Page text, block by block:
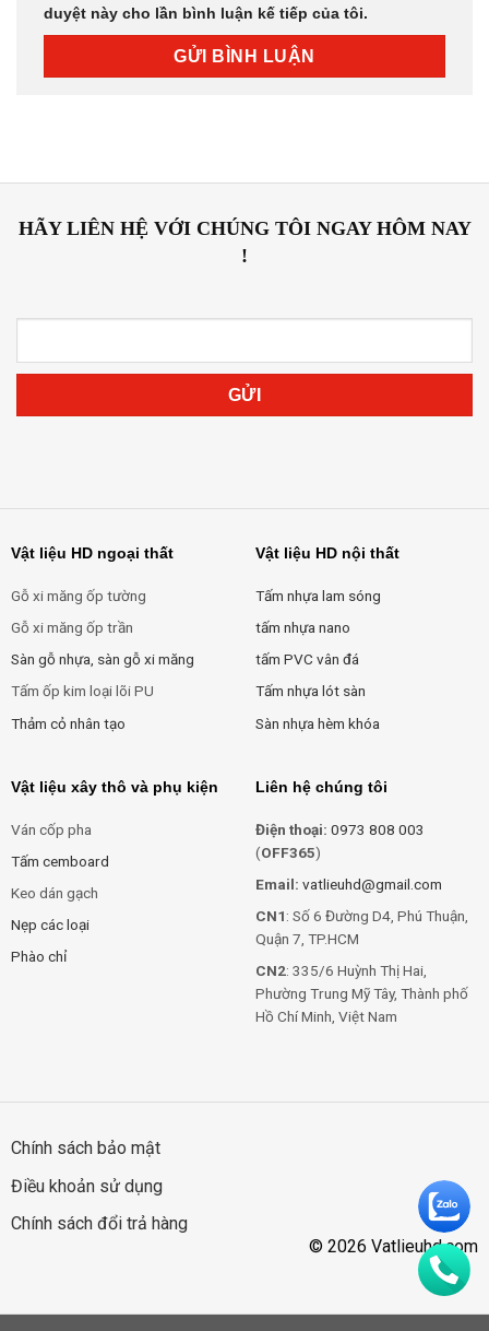
duyệt này cho lần bình luận kế tiếp của tôi.
HÃY LIÊN HỆ VỚI CHÚNG TÔI NGAY HÔM NAY
!
Vật liệu HD ngoại thất
Gỗ xi măng ốp tường
Gỗ xi măng ốp trần
Sàn gỗ nhựa, sàn gỗ xi măng
Tấm ốp kim loại lõi PU
Thảm cỏ nhân tạo
Vật liệu HD nội thất
Tấm nhựa lam sóng
tấm nhựa nano
tấm PVC vân đá
Tấm nhựa lót sàn
Sàn nhựa hèm khóa
Vật liệu xây thô và phụ kiện
Ván cốp pha
Tấm cemboard
Keo dán gạch
Nẹp các loại
Phào chỉ
Liên hệ chúng tôi
Điện thoại: 0973 808 003
(OFF365)
Email: vatlieuhd@gmail.com
CN1: Số 6 Đường D4, Phú Thuận,
Quận 7, TP.HCM
CN2: 335/6 Huỳnh Thị Hai,
Phường Trung Mỹ Tây, Thành phố
Hồ Chí Minh, Việt Nam
Chính sách bảo mật
Điều khoản sử dụng
Chính sách đổi trả hàng
© 2026 Vatlieuhd.com